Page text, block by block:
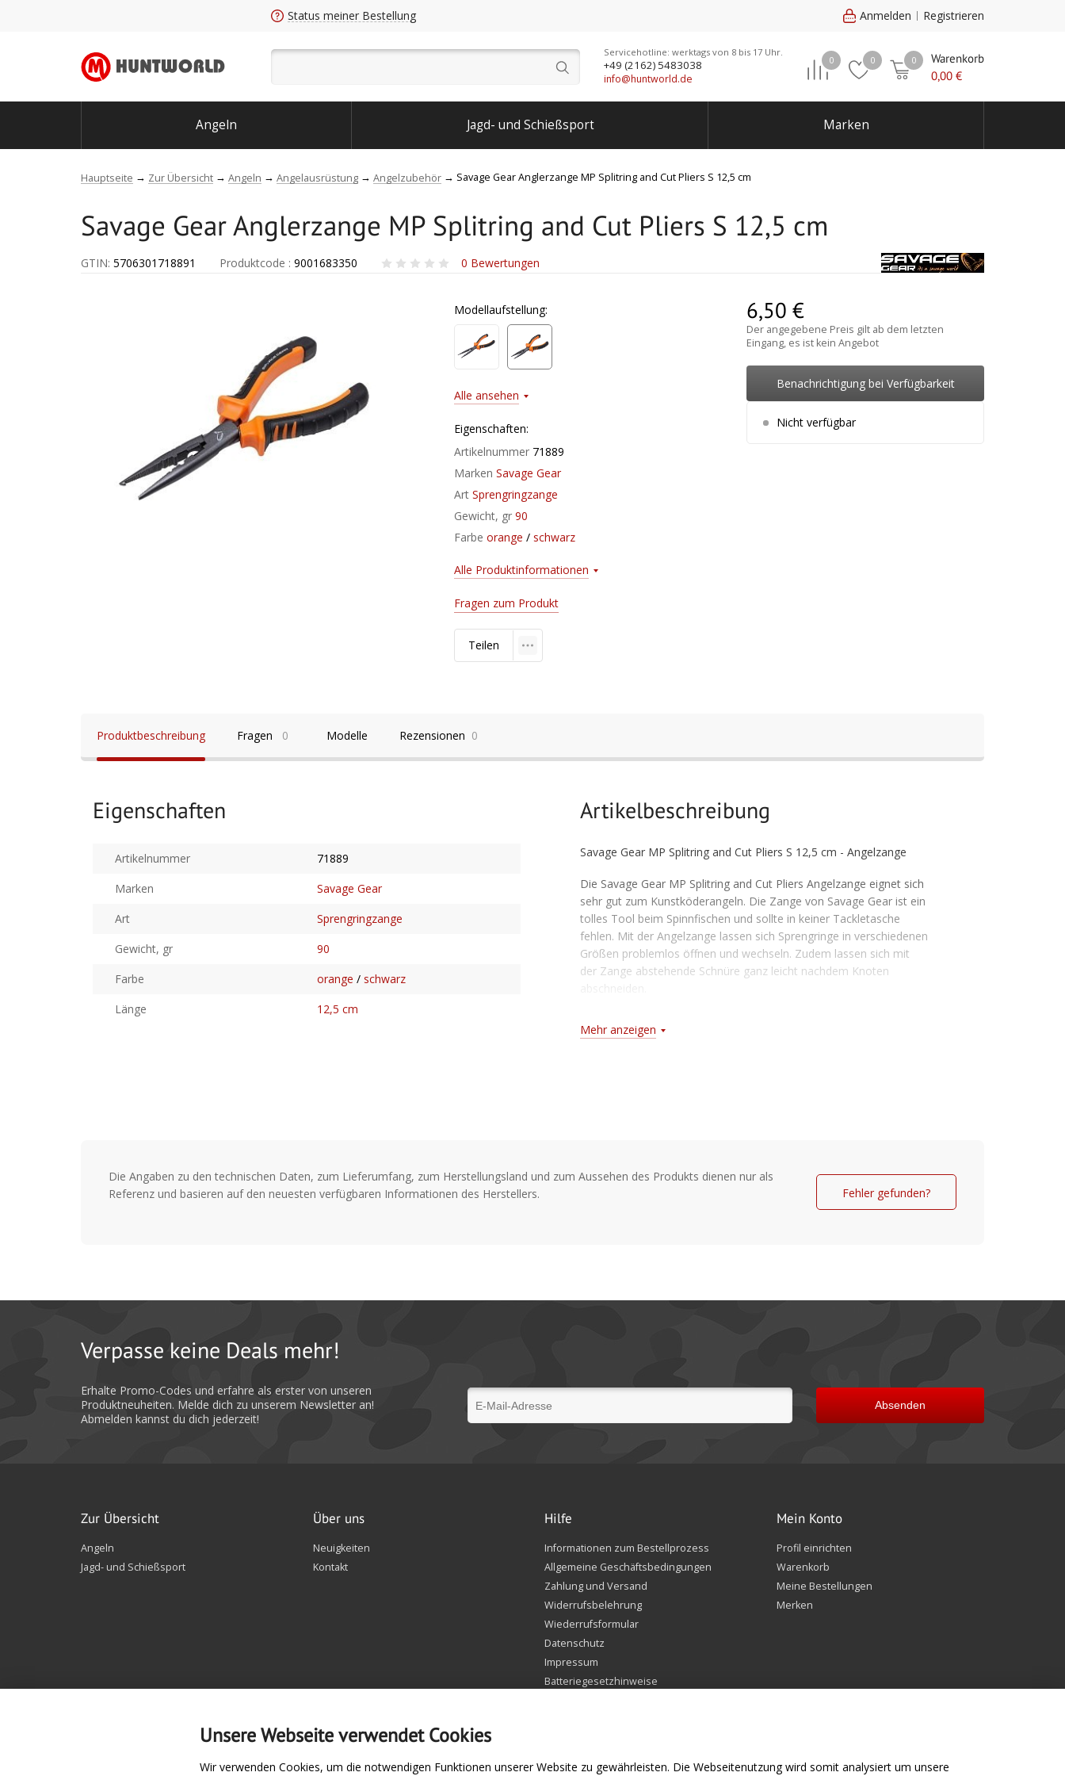
Status meiner Bestellung Anmelden Registrieren
Servicehotline: werktags von 8 bis 17 Uhr.
+49 (2162) 5483038
info@huntworld.de
0 0 0
Warenkorb
0,00 €
Angeln Jagd- und Schießsport Marken
Hauptseite Zur Übersicht Angeln Angelausrüstung Angelzubehör Savage Gear Anglerzange MP Splitring and Cut Pliers S 12,5 cm
Savage Gear Anglerzange MP Splitring and Cut Pliers S 12,5 cm
GTIN: 5706301718891 Produktcode : 9001683350 0 Bewertungen
Modellaufstellung:
Alle ansehen
Eigenschaften:
Artikelnummer 71889
Marken Savage Gear
Art Sprengringzange
Gewicht, gr 90
Farbe orange / schwarz
Alle Produktinformationen
Fragen zum Produkt
Teilen
6,50 €
Der angegebene Preis gilt ab dem letzten
Eingang, es ist kein Angebot
Benachrichtigung bei Verfügbarkeit
Nicht verfügbar
Produktbeschreibung Fragen 0 Modelle Rezensionen 0
Eigenschaften
Artikelnummer
71889
Marken
Savage Gear
Art
Sprengringzange
Gewicht, gr
90
Farbe
orange / schwarz
Länge
12,5 cm
Artikelbeschreibung
Savage Gear MP Splitring and Cut Pliers S 12,5 cm - Angelzange
Die Savage Gear MP Splitring and Cut Pliers Angelzange eignet sich
sehr gut zum Kunstköderangeln. Die Zange von Savage Gear ist ein
tolles Tool beim Spinnfischen und sollte in keiner Tackletasche
fehlen. Mit der Angelzange lassen sich Sprengringe in verschiedenen
Größen problemlos öffnen und wechseln. Zudem lassen sich mit
der Zange abstehende Schnüre ganz leicht nachdem Knoten
Schnur-Cutter
Mehr anzeigen
Die Angaben zu den technischen Daten, zum Lieferumfang, zum Herstellungsland und zum Aussehen des Produkts dienen nur als
Referenz und basieren auf den neuesten verfügbaren Informationen des Herstellers.
Fehler gefunden?
Verpasse keine Deals mehr!
Erhalte Promo-Codes und erfahre als erster von unseren
Produktneuheiten. Melde dich zu unserem Newsletter an!
Abmelden kannst du dich jederzeit!
Absenden
Zur Übersicht
Angeln
Jagd- und Schießsport
Über uns
Neuigkeiten
Kontakt
Hilfe
Informationen zum Bestellprozess
Allgemeine Geschäftsbedingungen
Zahlung und Versand
Widerrufsbelehrung
Wiederrufsformular
Datenschutz
Impressum
Batteriegesetzhinweise
Mein Konto
Profil einrichten
Warenkorb
Meine Bestellungen
Merken
Unsere Webseite verwendet Cookies
Wir verwenden Cookies, um die notwendigen Funktionen unserer Website zu gewährleisten. Die Webseitenutzung wird somit analysiert um unsere